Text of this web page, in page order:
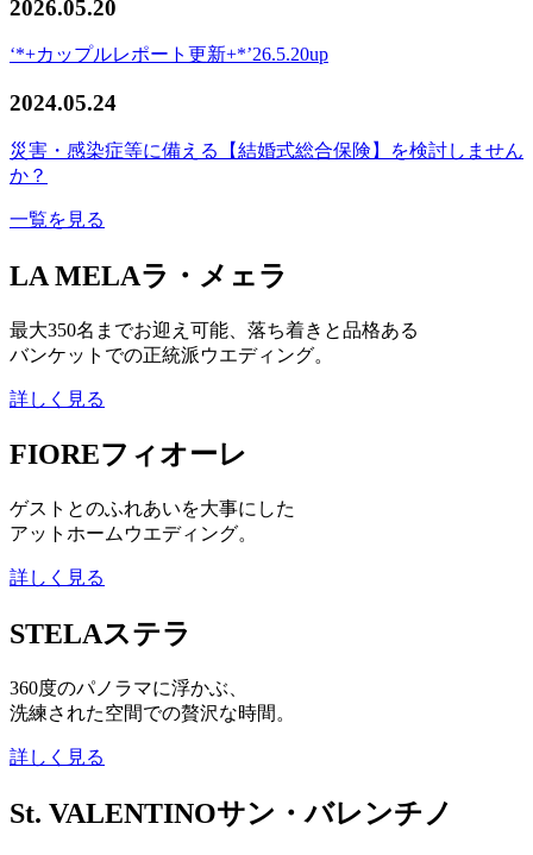
2026.05.20
‘*+カップルレポート更新+*’26.5.20up
2024.05.24
災害・感染症等に備える【結婚式総合保険】を検討しません
か？
一覧を見る
LA MELAラ・メェラ
最大350名までお迎え可能、落ち着きと品格ある
バンケットでの正統派ウエディング。
詳しく見る
FIOREフィオーレ
ゲストとのふれあいを大事にした
アットホームウエディング。
詳しく見る
STELAステラ
360度のパノラマに浮かぶ、
洗練された空間での贅沢な時間。
詳しく見る
St. VALENTINOサン・バレンチノ